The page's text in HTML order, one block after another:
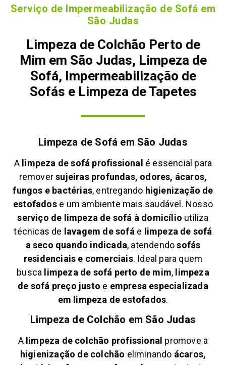
Serviço de Impermeabilização de Sofá em
São Judas
Limpeza de Colchão Perto de
Mim em São Judas, Limpeza de
Sofá, Impermeabilização de
Sofás e Limpeza de Tapetes
Limpeza de Sofá em São Judas
A limpeza de sofá profissional é essencial para
removersujeiras profundas, odores, ácaros,
fungos e bactérias, entregando higienização de
estofadose um ambiente mais saudável. Nosso
serviço de limpeza de sofá à domicílio utiliza
técnicas de lavagem de sofá e limpeza de sofá
a seco quando indicada, atendendosofás
residenciais e comerciais. Ideal para quem
busca limpeza de sofá perto de mim, limpeza
de sofá preço justo e empresa especializada
em limpeza de estofados.
Limpeza de Colchão em São Judas
A limpeza de colchão profissional promove a
higienização de colchão eliminando ácaros,